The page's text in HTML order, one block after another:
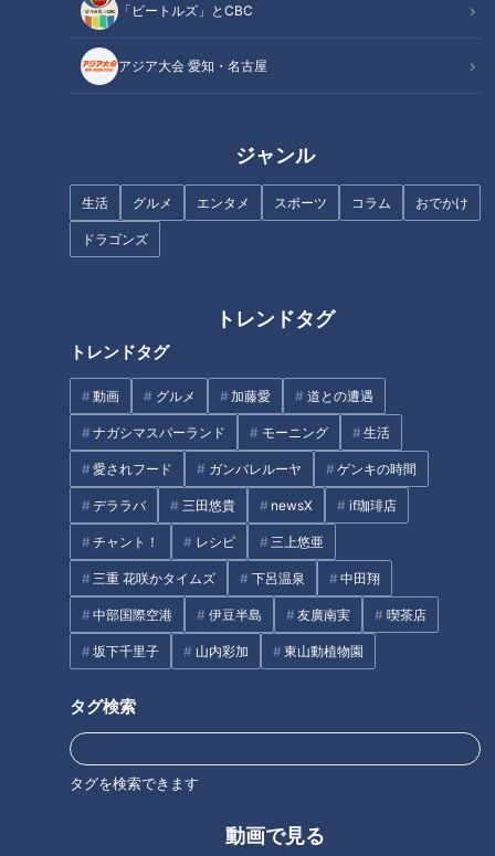
「ビートルズ」とCBC
アジア大会 愛知・名古屋
ジャンル
生活 グルメ エンタメ スポーツ コラム おでかけ
ドラゴンズ
トレンドタグ
トレンドタグ
動画 グルメ 加藤愛 道との遭遇
ナガシマスパーランド モーニング 生活
愛されフード ガンバレルーヤ ゲンキの時間
デララバ 三田悠貴 newsX if珈琲店
チャント！ レシピ 三上悠亜
三重 花咲かタイムズ 下呂温泉 中田翔
中部国際空港 伊豆半島 友廣南実 喫茶店
坂下千里子 山内彩加 東山動植物園
タグ検索
タグを検索できます
動画で見る
ボクサーもサプライズ登場！
「ゴルフ」の新時代アスリートは世界で戦う小学生男女２人
＜パンサー・向井慧さんコメント＞
番組タイトルに『パンサー向井の』と冠を付けていただいて、
たちを見ましたけど、やっぱりまだまだ凄いアスリートたちは
ら、今、あの子たちを見られて非常に良かったなと思います。
また、ロケに行ってくれた方のキャスティングが、「なんでこ
んな人たちをロケに行かせたんだ！」という、東京では見られ
ないキャスティングなので、是非楽しんでいただきたいと思い
ます(笑)。是非ご覧ください。
＜峯岸みなみさんコメント＞
天才キッズたちのアスリートぶりを見て、小さい頃からいろい
ろな刺激に触れたこの子どもたちが、これからどう羽ばたいて
いくのか、未来に希望が持てる番組でした。もし今後、子ども
を授かることがあれば、何をさせてあげようかなという観点で
し不思議な空気が流れるロケVTRに対しての向井さんのツッコ
ミも面白かったです(笑) スポーツに全く興味がなくても楽しめ